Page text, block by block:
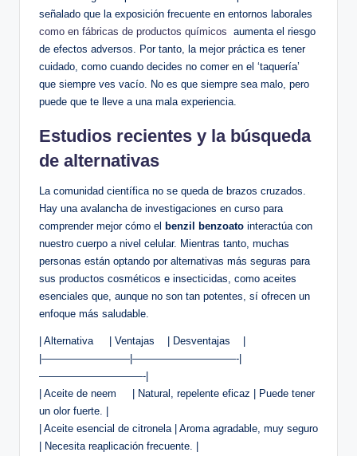
señalado que la⁤ exposición frecuente en entornos laborales
como en fábricas de productos químicos ​ aumenta el riesgo⁤
de efectos adversos. Por tanto, la mejor práctica es tener​
cuidado, como cuando decides⁤ no ⁤comer en⁣ el ‘taquería’
que siempre⁤ ves vacío.​ No ⁤es que siempre sea malo, pero
puede​ que te ​lleve a una mala experiencia.
Estudios recientes y la búsqueda
de alternativas
La comunidad científica no se ⁣queda de brazos‌ cruzados.
Hay una​ avalancha de investigaciones en curso para‍
comprender ​mejor cómo ​el benzil benzoato interactúa con
nuestro cuerpo a ⁢nivel celular. Mientras tanto, muchas
personas están optando por ⁣alternativas más seguras para
sus productos cosméticos‍ e insecticidas, como‍ aceites
esenciales que, aunque no son tan potentes, sí ofrecen⁣ un
enfoque más saludable.
| Alternativa ⁢⁢ ⁢ ‍ ⁢ | Ventajas ⁢ ‍ ⁣ | Desventajas ⁣ ​ ​ |
|————————–|——————————-|
——————————-|
| Aceite⁣ de neem ⁤ ​ ⁢ ⁤ | Natural, repelente eficaz⁤ |⁢ Puede tener
un ‍olor fuerte. |
| Aceite esencial de citronela | ​Aroma agradable, ⁤muy seguro
‍| Necesita reaplicación⁤ frecuente.‌ |